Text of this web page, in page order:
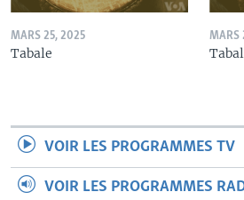
MARS 25, 2025
Tabale
MARS
VOIR LES PROGRAMMES TV
VOIR LES PROGRAMMES